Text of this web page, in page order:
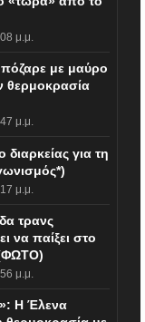
μ.μ.
με μαύρο
θερμοκρασία
μ.μ.
διαρκείας για τη
μ.μ.
τρανς
να παίξει στο
μ.μ.
Η Έλενα